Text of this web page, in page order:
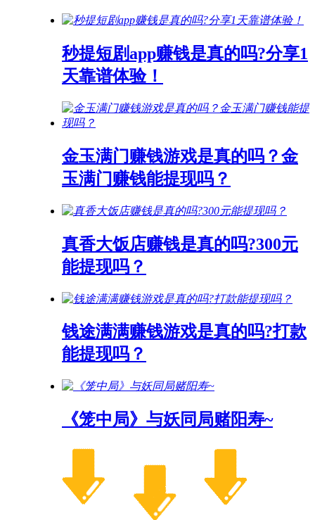
秒提短剧app赚钱是真的吗?分享1
天靠谱体验！
金玉满门赚钱游戏是真的吗？金
玉满门赚钱能提现吗？
真香大饭店赚钱是真的吗?300元
能提现吗？
钱途满满赚钱游戏是真的吗?打款
能提现吗？
《笼中局》与妖同局赌阳寿~